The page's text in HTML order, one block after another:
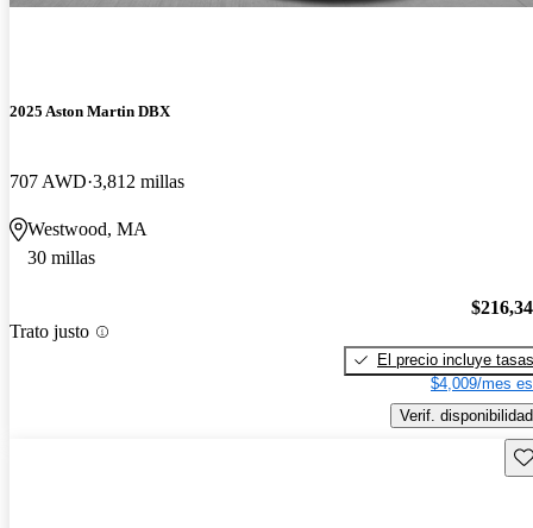
2025 Aston Martin DBX
707 AWD 3,812 millas
Westwood, MA
30 millas
Trato justo
El precio incluye tasas
$4,009/mes
Verif. disponibilidad